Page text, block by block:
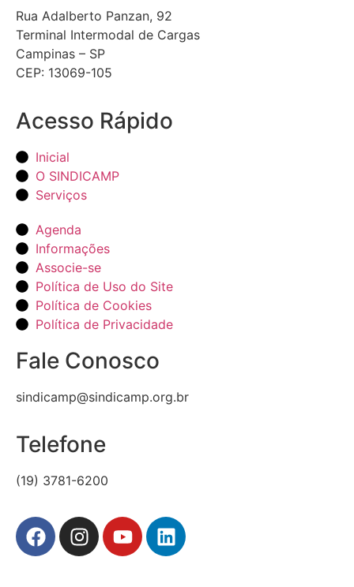
Rua Adalberto Panzan, 92
Terminal Intermodal de Cargas
Campinas – SP
CEP: 13069-105
Acesso Rápido
Inicial
O SINDICAMP
Serviços
Agenda
Informações
Associe-se
Política de Uso do Site
Política de Cookies
Política de Privacidade
Fale Conosco
sindicamp@sindicamp.org.br
Telefone
(19) 3781-6200